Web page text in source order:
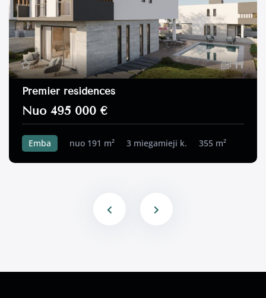
11
Premier residences
Nuo 495 000 €
Emba nuo 191 m² 3 miegamieji k. 355 m²